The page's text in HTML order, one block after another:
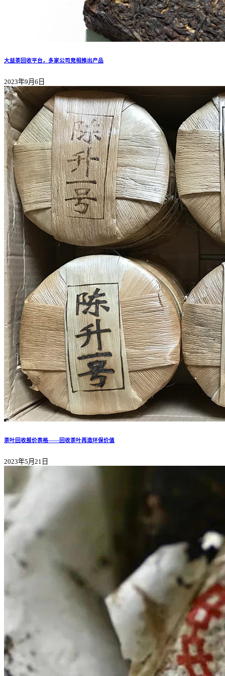
大益茶回收平台，多家公司竞相推出产品
2023年9月6日
茶叶回收报价表格——回收茶叶再造环保价值
2023年5月21日